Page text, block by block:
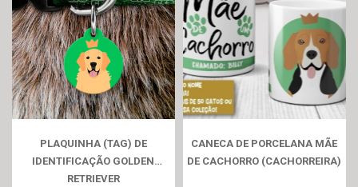
PLAQUINHA (TAG) DE
IDENTIFICAÇÃO GOLDEN
RETRIEVER
CANECA DE PORCELANA MÃE
DE CACHORRO (CACHORREIRA)